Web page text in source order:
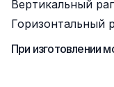
Вертикальный
Горизонтальный
При изготовлении